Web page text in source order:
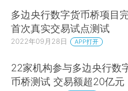
多边央行数字货币桥项目
首次真实交易试点测试
2022年09月28日 APP打开
22家机构参与多边央行数
币桥测试 交易额超20亿元